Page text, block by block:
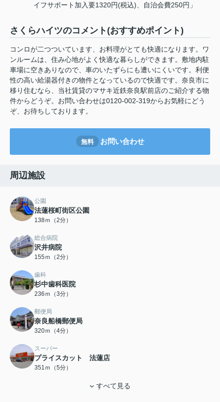
イフサポート加入要1320円(税込)、自治会費250円」
さくらハイツのコメント(おすすめポイント)
コンロが二つついています、お料理がとても快適になります。ワ
ンルームは、住み心地がよく快適な暮らしができます。敷地内駐
車場に空きありなので、車のいたずらにも遭いにくいです。利便
性の高い給湯器付きの物件となっているので快適です。奈良市に
移り住むなら、当社賃貸のマサキ近鉄奈良駅前店のご紹介する物
件からどうぞ。お問い合わせは0120-002-319からお気軽にどう
ぞ、お待ちしております。
無料 お問い合わせ
周辺施設
公園
法蓮桜町街区公園
138ｍ（2分）
総合病院
沢井病院
155ｍ（2分）
歯科
杉中歯科医院
236ｍ（3分）
郵便局
奈良船橋郵便局
320ｍ（4分）
スーパー
プライスカット 法蓮店
351ｍ（5分）
すべて見る